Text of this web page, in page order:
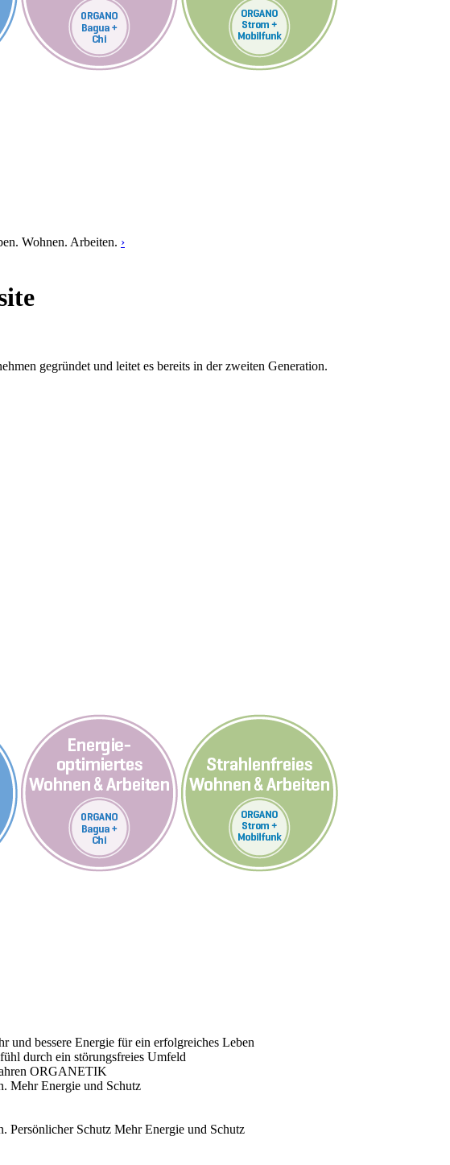
Wohnen. Arbeiten. ›
gegründet und leitet es bereits in der zweiten Generation.
und bessere Energie für ein erfolgreiches Leben
durch ein störungsfreies Umfeld
ORGANETIK
Mehr Energie und Schutz
Persönlicher Schutz Mehr Energie und Schutz